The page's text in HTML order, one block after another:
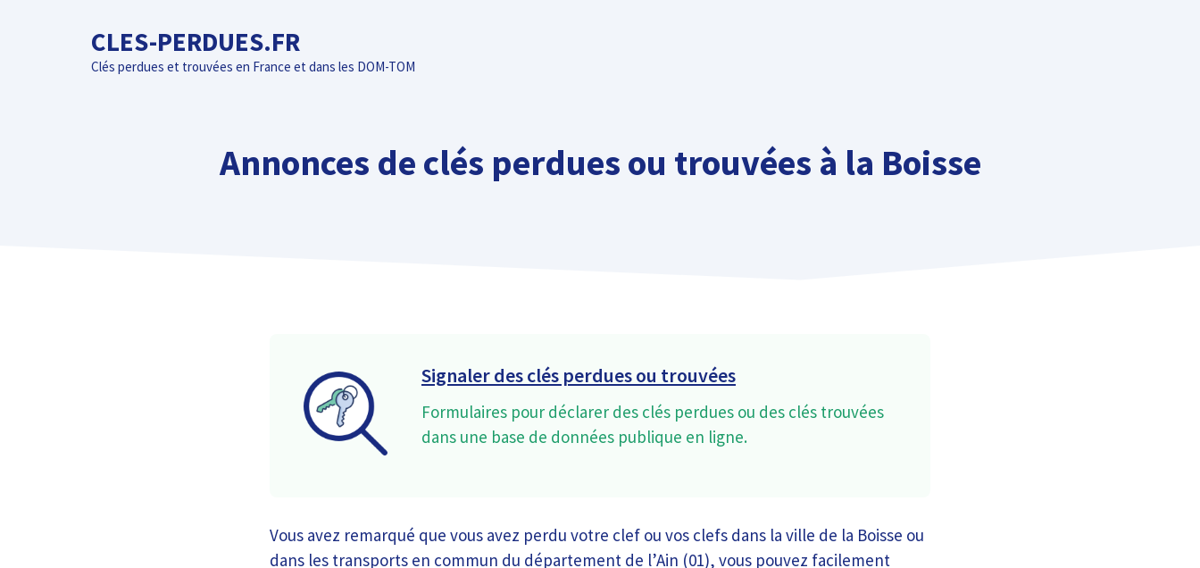
CLES-PERDUES.FR
Clés perdues et trouvées en France et dans les DOM-TOM
Annonces de clés perdues ou trouvées à la Boisse
Signaler des clés perdues ou trouvées
Formulaires pour déclarer des clés perdues ou des clés trouvées
dans une base de données publique en ligne.
Vous avez remarqué que vous avez perdu votre clef ou vos clefs dans la ville de la Boisse ou
dans les transports en commun du département de l’Ain (01), vous pouvez facilement